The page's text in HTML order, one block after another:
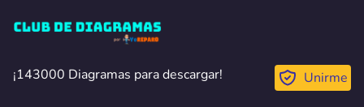
Club de Diagramas
¡143000 Diagramas para descargar!
¡143000 Diagramas para descargar! Unirme